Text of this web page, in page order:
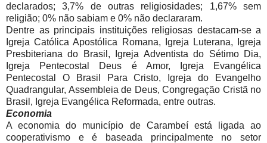
declarados; 3,7% de outras religiosidades; 1,67% sem
religião; 0% não sabiam e 0% não declararam.
Dentre as principais instituições religiosas destacam-se a
Igreja Católica Apostólica Romana, Igreja Luterana, Igreja
Presbiteriana do Brasil, Igreja Adventista do Sétimo Dia,
Igreja Pentecostal Deus é Amor, Igreja Evangélica
Pentecostal O Brasil Para Cristo, Igreja do Evangelho
Quadrangular, Assembleia de Deus, Congregação Cristã no
Brasil, Igreja Evangélica Reformada, entre outras.
Economia
A economia do município de Carambeí está ligada ao
cooperativismo e é baseada principalmente no setor